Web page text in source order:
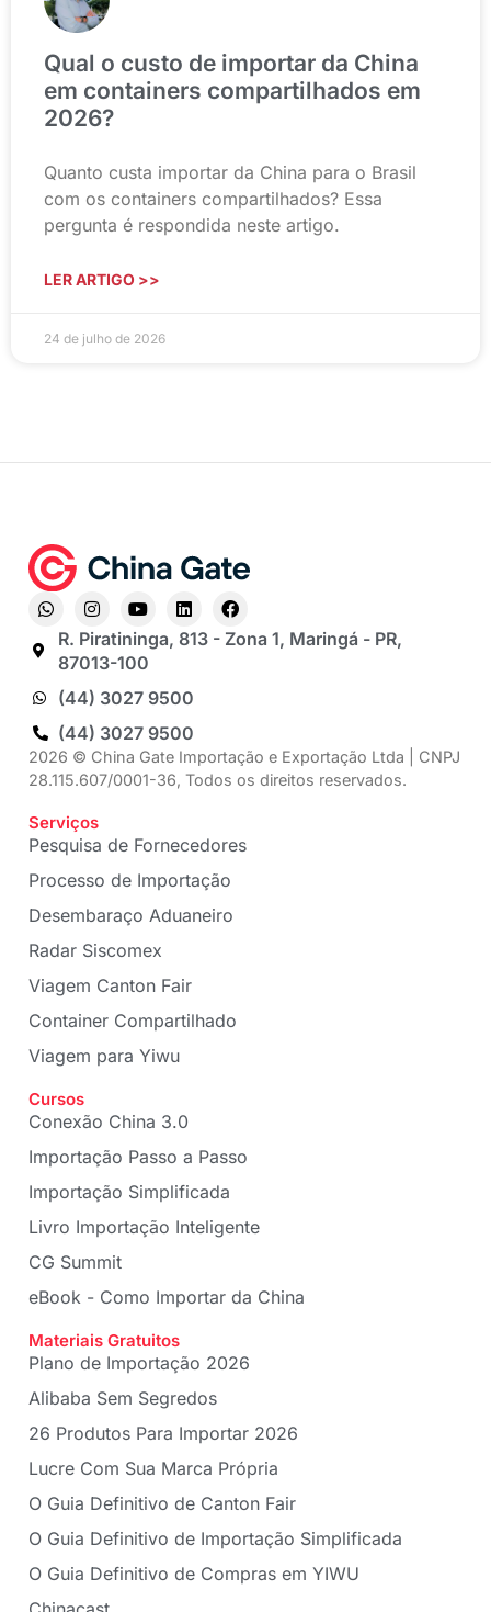
Qual o custo de importar da China
em containers compartilhados em
2026?
Quanto custa importar da China para o Brasil
com os containers compartilhados? Essa
pergunta é respondida neste artigo.
LER ARTIGO >>
24 de julho de 2026
R. Piratininga, 813 - Zona 1, Maringá - PR,
87013-100
(44) 3027 9500
(44) 3027 9500
2026 © China Gate Importação e Exportação Ltda | CNPJ
28.115.607/0001-36, Todos os direitos reservados.
Serviços
Pesquisa de Fornecedores
Processo de Importação
Desembaraço Aduaneiro
Radar Siscomex
Viagem Canton Fair
Container Compartilhado
Viagem para Yiwu
Cursos
Conexão China 3.0
Importação Passo a Passo
Importação Simplificada
Livro Importação Inteligente
CG Summit
eBook - Como Importar da China
Materiais Gratuitos
Plano de Importação 2026
Alibaba Sem Segredos
26 Produtos Para Importar 2026
Lucre Com Sua Marca Própria
O Guia Definitivo de Canton Fair
O Guia Definitivo de Importação Simplificada
O Guia Definitivo de Compras em YIWU